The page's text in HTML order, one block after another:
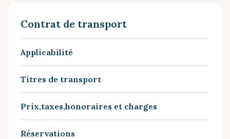
Contrat de transport
Applicabilité
Titres de transport
Prix,taxes,honoraires et charges
Réservations